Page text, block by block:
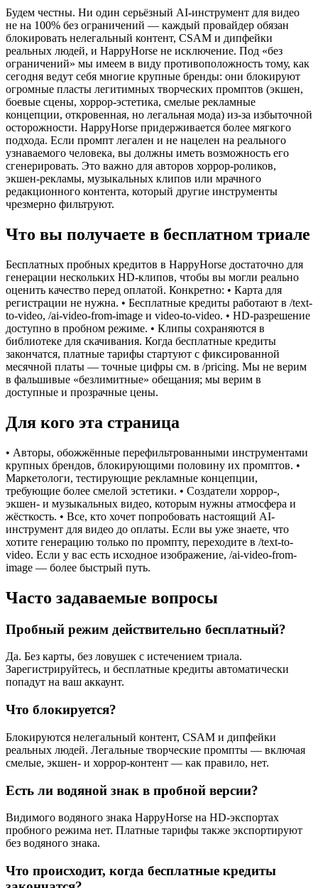
Будем честны. Ни один серьёзный AI-инструмент для видео
не на 100% без ограничений — каждый провайдер обязан
блокировать нелегальный контент, CSAM и дипфейки
реальных людей, и HappyHorse не исключение. Под «без
ограничений» мы имеем в виду противоположность тому, как
сегодня ведут себя многие крупные бренды: они блокируют
огромные пласты легитимных творческих промптов (экшен,
боевые сцены, хоррор-эстетика, смелые рекламные
концепции, откровенная, но легальная мода) из-за избыточной
осторожности. HappyHorse придерживается более мягкого
подхода. Если промпт легален и не нацелен на реального
узнаваемого человека, вы должны иметь возможность его
сгенерировать. Это важно для авторов хоррор-роликов,
экшен-рекламы, музыкальных клипов или мрачного
редакционного контента, который другие инструменты
чрезмерно фильтруют.
Что вы получаете в бесплатном триале
Бесплатных пробных кредитов в HappyHorse достаточно для
генерации нескольких HD-клипов, чтобы вы могли реально
оценить качество перед оплатой. Конкретно: • Карта для
регистрации не нужна. • Бесплатные кредиты работают в /text-
to-video, /ai-video-from-image и video-to-video. • HD-разрешение
доступно в пробном режиме. • Клипы сохраняются в
библиотеке для скачивания. Когда бесплатные кредиты
закончатся, платные тарифы стартуют с фиксированной
месячной платы — точные цифры см. в /pricing. Мы не верим
в фальшивые «безлимитные» обещания; мы верим в
доступные и прозрачные цены.
Для кого эта страница
• Авторы, обожжённые перефильтрованными инструментами
крупных брендов, блокирующими половину их промптов. •
Маркетологи, тестирующие рекламные концепции,
требующие более смелой эстетики. • Создатели хоррор-,
экшен- и музыкальных видео, которым нужны атмосфера и
жёсткость. • Все, кто хочет попробовать настоящий AI-
инструмент для видео до оплаты. Если вы уже знаете, что
хотите генерацию только по промпту, переходите в /text-to-
video. Если у вас есть исходное изображение, /ai-video-from-
image — более быстрый путь.
Часто задаваемые вопросы
Пробный режим действительно бесплатный?
Да. Без карты, без ловушек с истечением триала.
Зарегистрируйтесь, и бесплатные кредиты автоматически
попадут на ваш аккаунт.
Что блокируется?
Блокируются нелегальный контент, CSAM и дипфейки
реальных людей. Легальные творческие промпты — включая
смелые, экшен- и хоррор-контент — как правило, нет.
Есть ли водяной знак в пробной версии?
Видимого водяного знака HappyHorse на HD-экспортах
пробного режима нет. Платные тарифы также экспортируют
без водяного знака.
Что происходит, когда бесплатные кредиты